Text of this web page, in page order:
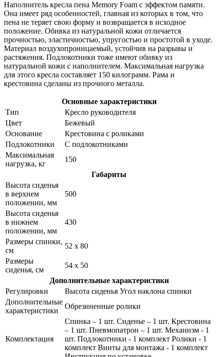
Наполнитель кресла пена Memory Foam с эффектом памяти.
Она имеет ряд особенностей, главная из которых в том, что
пена не теряет свою форму и возвращается в исходное
положение. Обивка из натуральной кожи отличается
прочностью, эластичностью, упругостью и простотой в уходе.
Материал воздухопроницаемый, устойчив на разрывы и
растяжения. Подлокотники тоже имеют обивку из
натуральной кожи с наполнителем. Максимальная нагрузка
для этого кресла составляет 150 килограмм. Рама и
крестовина сделаны из прочного металла.
Основные характеристики
Тип
Кресло руководителя
Цвет
Бежевый
Основание
Крестовина с роликами
Подлокотники
С подлокотниками
Максимальная
нагрузка, кг
150
Габариты
Высота сиденья
в верхнем
положении, мм
500
Высота сиденья
в нижнем
положении, мм
430
Размеры спинки,
см
52 x 80
Размеры
сиденья, см
54 x 50
Дополнительные характеристики
Регулировки
Высота сиденья Угол наклона спинки
Дополнительные
характеристики
Обрезиненные ролики
Комплектация
Спинка – 1 шт. Сиденье – 1 шт. Крестовина
– 1 шт. Пневмопатрон – 1 шт. Механизм - 1
шт. Подлокотники - 1 комплект Ролики - 1
комплект Винты для монтажа - 1 комплект